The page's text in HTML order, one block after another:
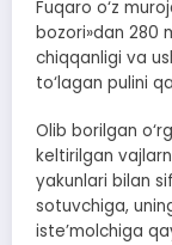
Fuqaro o‘z
bozori»dan 280
chiqqanligi va
to‘lagan pulini
Olib borilgan
keltirilgan
yakunlari bilan
sotuvchiga,
iste’molchiga